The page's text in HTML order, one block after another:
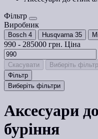
Фільтр
Виробник
Bosch 4 Husqvarna 35
990 - 285000 грн. Ціна
Скасувати
Виберіть
Фільтр
Виберіть фільтри
Аксесуари
буріння